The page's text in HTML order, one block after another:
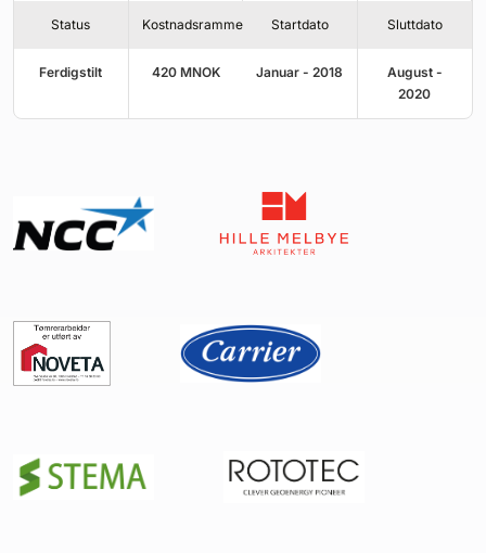
SE BLADARKIV
Status
Ferdigstilt
Kostnadsramme
420MNOK
Startdato
Januar - 2018
Sluttdato
August -
2020